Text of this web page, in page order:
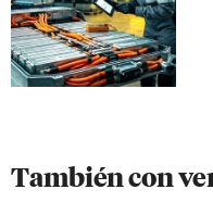
También con